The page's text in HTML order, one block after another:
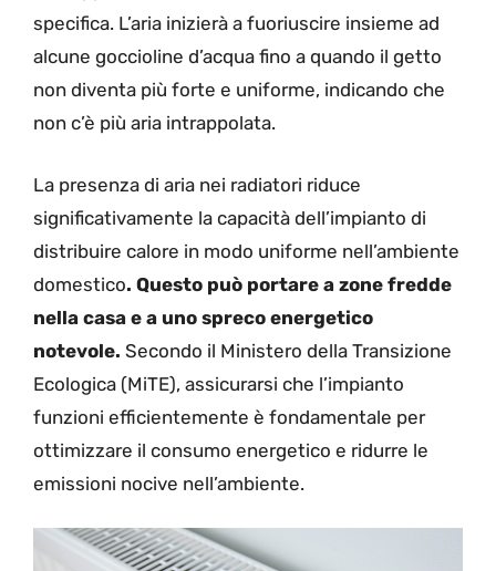
specifica. L’aria inizierà a fuoriuscire insieme ad
alcune goccioline d’acqua fino a quando il getto
non diventa più forte e uniforme, indicando che
non c’è più aria intrappolata.
La presenza di aria nei radiatori riduce
significativamente la capacità dell’impianto di
distribuire calore in modo uniforme nell’ambiente
domestico. Questo può portare a zone fredde
nella casa e a uno spreco energetico
notevole. Secondo il Ministero della Transizione
Ecologica (MiTE), assicurarsi che l’impianto
funzioni efficientemente è fondamentale per
ottimizzare il consumo energetico e ridurre le
emissioni nocive nell’ambiente.